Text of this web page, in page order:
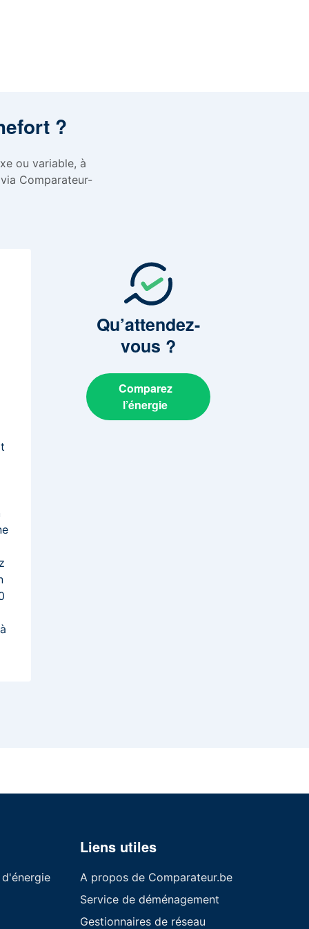
?
ou variable, à
Comparateur-
Qu’attendez-
vous ?
Comparez
l’énergie
Liens utiles
A propos de Comparateur.be
Service de déménagement
Gestionnaires de réseau